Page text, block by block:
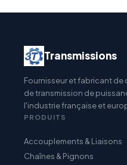
Transmissions
Fournisseur et fabricant
de transmission de
l'industrie française et
PRODUITS
Accouplements & Liaisons
Chaînes & Pignons